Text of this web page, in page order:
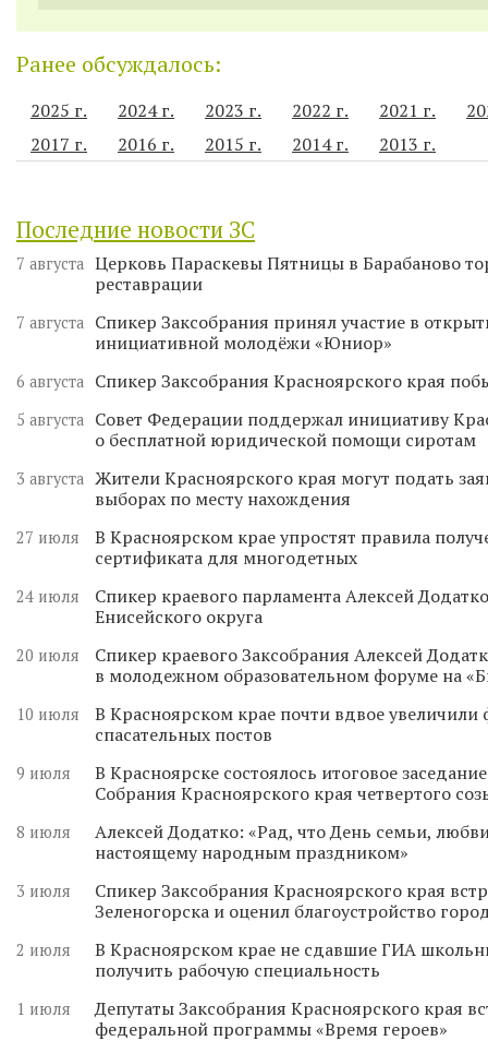
Ранее обсуждалось:
2025 г. 2024 г. 2023 г. 2022 г. 2021 г.
2017 г.
2016 г. 2015 г. 2014 г. 2013 г.
Последние новости ЗС
7 августа Церковь Параскевы Пятницы в Барабаново
реставрации
7 августа
Спикер Заксобрания принял участие в
инициативной молодёжи «Юниор»
6 августа Спикер Заксобрания Красноярского края
5 августа
Совет Федерации поддержал инициативу
о бесплатной юридической помощи сиротам
3 августа Жители Красноярского края могут подать
выборах по месту нахождения
27 июля
В Красноярском крае упростят правила
сертификата для многодетных
24 июля
Спикер краевого парламента Алексей
Енисейского округа
20 июля
Спикер краевого Заксобрания Алексей
в молодежном образовательном форуме на
10 июля
В Красноярском крае почти вдвое
спасательных постов
9 июля
В Красноярске состоялось итоговое
Собрания Красноярского края четвертого
8 июля
Алексей Додатко: «Рад, что День семьи,
настоящему народным праздником»
3 июля
Спикер Заксобрания Красноярского края
Зеленогорска и оценил благоустройство
2 июля
В Красноярском крае не сдавшие ГИА
получить рабочую специальность
1 июля
Депутаты Заксобрания Красноярского края
федеральной программы «Время героев»